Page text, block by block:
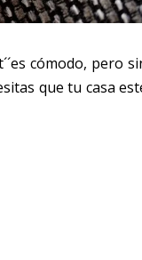
cómodo, pero
que tu casa